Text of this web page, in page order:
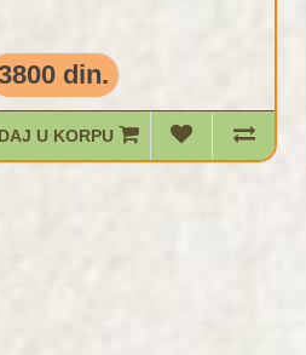
din.
U KORPU